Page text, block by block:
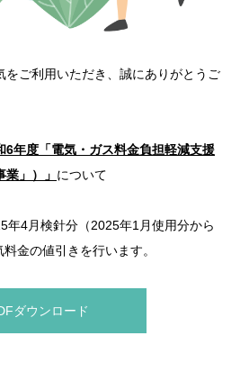
をご利用いただき、誠にありがとうご
6年度「電気・ガス料金負担軽減支援
」）」 について
年4月検針分（2025年1月使用分から
金の値引きを行います。
ダウンロード